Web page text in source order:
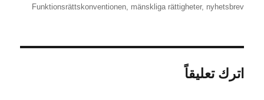
Funktionsrättskonventionen, mänskliga rättigheter, nyhetsbrev
اترك تعليقاً